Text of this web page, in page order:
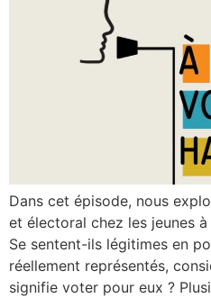
Dans cet épisode, nous
et électoral chez les jeunes
Se sentent-ils légitimes en
réellement représentés,
signifie voter pour eux ?